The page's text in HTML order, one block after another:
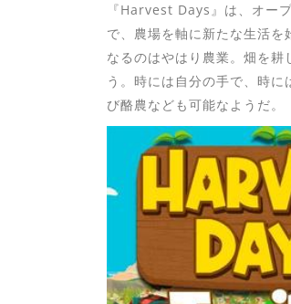
『Harvest Days』は、オー
で、農場を軸に新たな生活
なるのはやはり農業。畑を
う。時には自分の手で、時
び酪農なども可能なようだ。